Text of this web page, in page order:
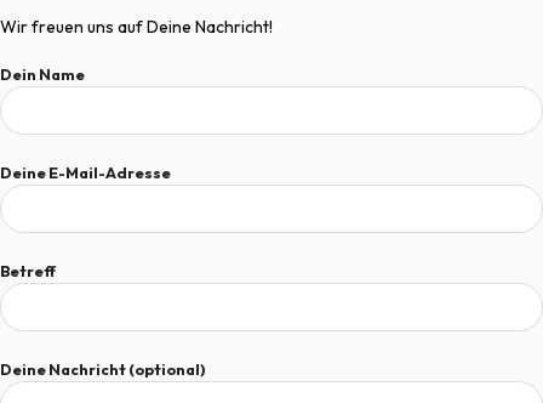
Wir freuen uns auf Deine Nachricht!
Dein Name
Deine E-Mail-Adresse
Betreff
Deine Nachricht (optional)